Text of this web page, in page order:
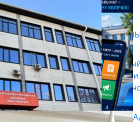
31.07.2026
Абитуриент
БИШКЕКСКИЙ
17.07.2026
В Кыргызстане начался
образовательные
и начального
13.07.2026
КЫРГЫЗКО-РОССИЙСКАЯ